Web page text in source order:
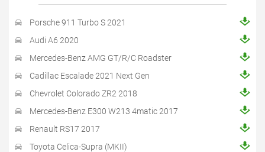
Porsche 911 Turbo S 2021
Audi A6 2020
Mercedes-Benz AMG GT/R/C Roadster
Cadillac Escalade 2021 Next Gen
Chevrolet Colorado ZR2 2018
Mercedes-Benz E300 W213 4matic 2017
Renault RS17 2017
Toyota Celica-Supra (MKII)